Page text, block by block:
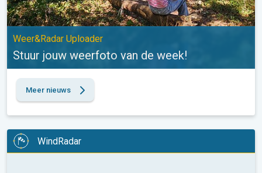
Weer&Radar Uploader
Stuur jouw weerfoto van de week!
Meer nieuws
WindRadar